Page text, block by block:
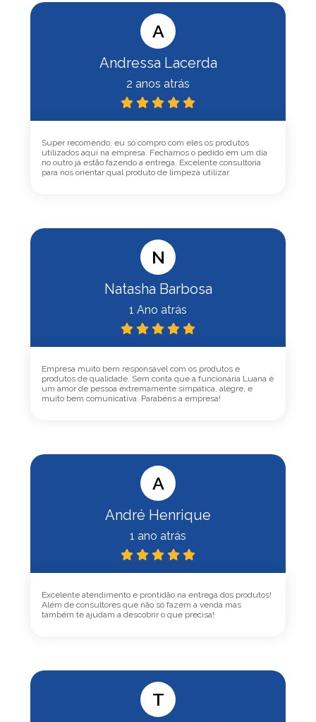
A
Andressa Lacerda
2 anos atrás
Super recomendo, eu só compro com eles os produtos
utilizados aqui na empresa. Fechamos o pedido em um dia
no outro já estão fazendo a entrega. Excelente consultoria
para nos orientar qual produto de limpeza utilizar.
N
Natasha Barbosa
1 Ano atrás
Empresa muito bem responsável com os produtos e
produtos de qualidade. Sem conta que a funcionária Luana é
um amor de pessoa extremamente simpática, alegre, e
muito bem comunicativa. Parabéns a empresa!
A
André Henrique
1 ano atrás
Excelente atendimento e prontidão na entrega dos produtos!
Além de consultores que não só fazem a venda mas
também te ajudam a descobrir o que precisa!
T